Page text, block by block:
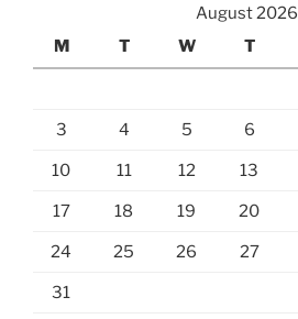
August 2026
M
T W T
3 4 5 6
10 11 12 13
17 18 19 20
24 25 26 27
31